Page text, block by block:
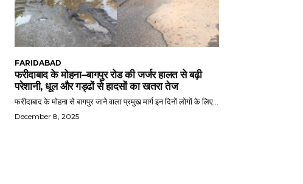
FARIDABAD
फरीदाबाद के मोहना–बागपुर रोड की जर्जर हालत से बढ़ी
परेशानी, धूल और गड्ढों से हादसों का खतरा तेज
फरीदाबाद के मोहना से बागपुर जाने वाला प्रमुख मार्ग इन दिनों लोगों के लिए...
December 8, 2025